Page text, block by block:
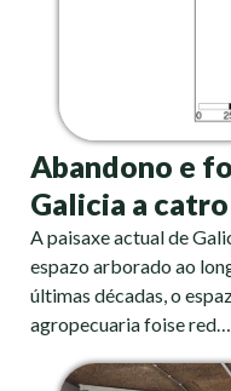
Abandono e
Galicia a
A paisaxe actual de
espazo arborado ao
últimas décadas, o
agropecuaria foise red…